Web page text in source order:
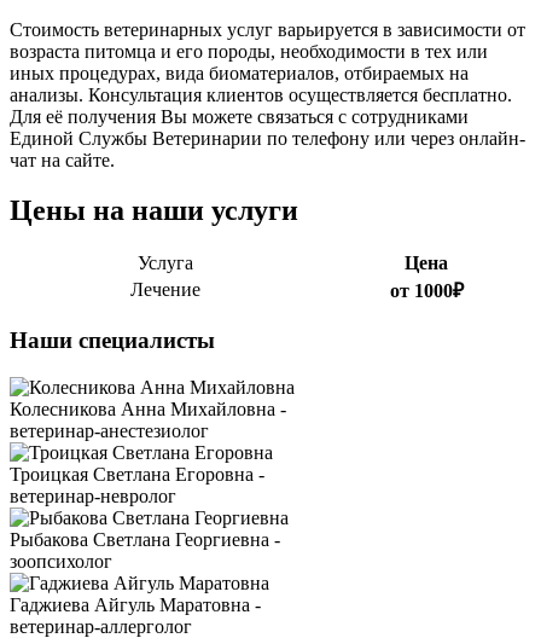
Стоимость ветеринарных услуг варьируется в зависимости от
возраста питомца и его породы, необходимости в тех или
иных процедурах, вида биоматериалов, отбираемых на
анализы. Консультация клиентов осуществляется бесплатно.
Для её получения Вы можете связаться с сотрудниками
Единой Службы Ветеринарии по телефону или через онлайн-
чат на сайте.
Цены на наши услуги
Услуга
Цена
Лечение
от 1000₽
Наши специалисты
Колесникова Анна Михайловна -
ветеринар-анестезиолог
Троицкая Светлана Егоровна -
ветеринар-невролог
Рыбакова Светлана Георгиевна -
зоопсихолог
Гаджиева Айгуль Маратовна -
ветеринар-аллерголог